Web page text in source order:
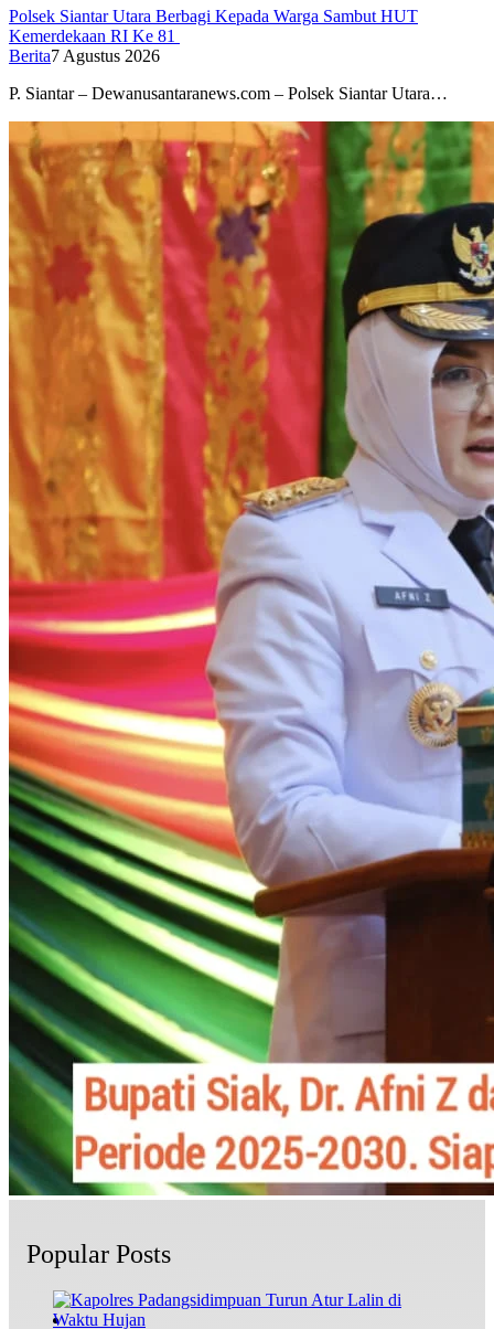
Polsek Siantar Utara Berbagi Kepada Warga Sambut HUT
Kemerdekaan RI Ke 81
Berita7 Agustus 2026
P. Siantar – Dewanusantaranews.com – Polsek Siantar Utara…
Popular Posts